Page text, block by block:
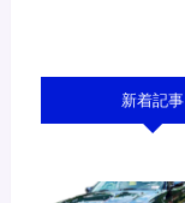
新着記事